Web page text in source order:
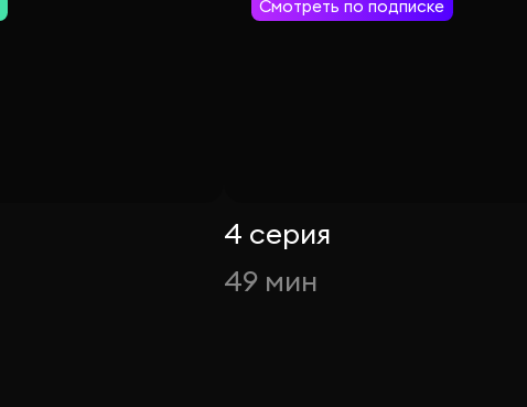
Смотреть по подписке
4 серия
49 мин